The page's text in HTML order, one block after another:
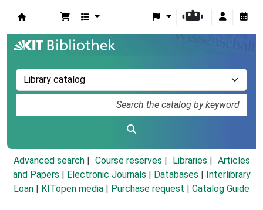
Advanced search Course reserves Libraries
Articles
and Papers
Electronic Journals Databases
Interlibrary
Loan
KITopen media Purchase request | Catalog Guide